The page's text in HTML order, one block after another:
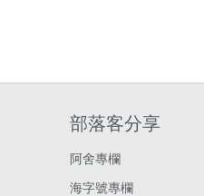
部落客分享
阿舍專欄
海字號專欄